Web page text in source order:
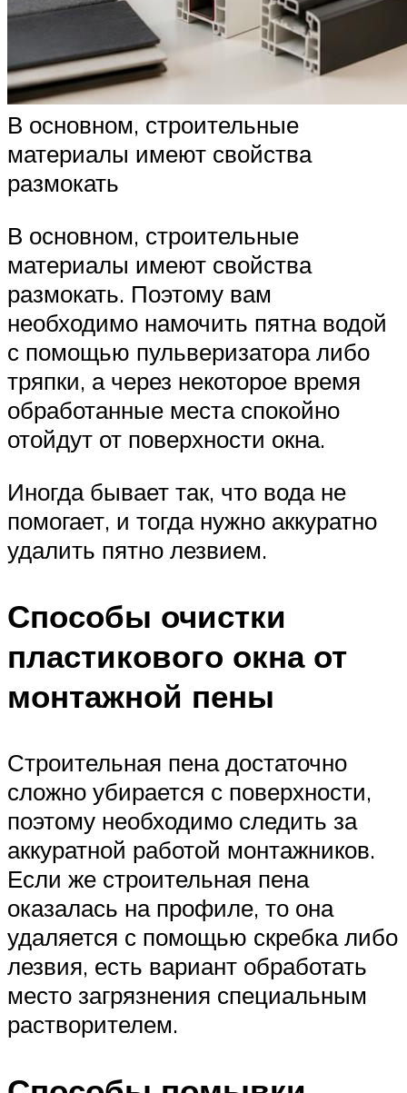
В основном, строительные
материалы имеют свойства
размокать
В основном, строительные
материалы имеют свойства
размокать. Поэтому вам
необходимо намочить пятна водой
с помощью пульверизатора либо
тряпки, а через некоторое время
обработанные места спокойно
отойдут от поверхности окна.
Иногда бывает так, что вода не
помогает, и тогда нужно аккуратно
удалить пятно лезвием.
Способы очистки
пластикового окна от
монтажной пены
Строительная пена достаточно
сложно убирается с поверхности,
поэтому необходимо следить за
аккуратной работой монтажников.
Если же строительная пена
оказалась на профиле, то она
удаляется с помощью скребка либо
лезвия, есть вариант обработать
место загрязнения специальным
растворителем.